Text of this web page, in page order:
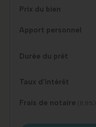
Prix du bien
Apport personnel
Durée du prêt
Taux d'intérêt
Frais de notaire (8.8%)